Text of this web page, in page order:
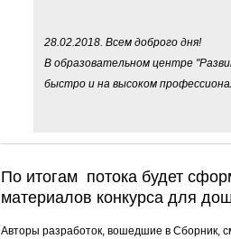
28.02.2018. Всем доброго дня!
В образовательном центре
быстро и на высоком
По итогам потока будет
материалов конкурса для
Авторы разработок, вошедшие в Сборник,